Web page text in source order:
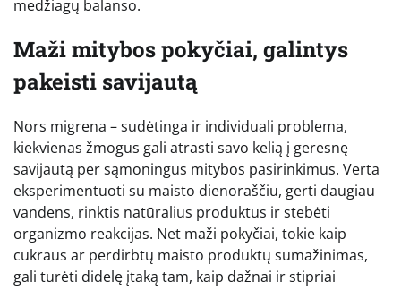
medžiagų balanso.
Maži mitybos pokyčiai, galintys
pakeisti savijautą
Nors migrena – sudėtinga ir individuali problema,
kiekvienas žmogus gali atrasti savo kelią į geresnę
savijautą per sąmoningus mitybos pasirinkimus. Verta
eksperimentuoti su maisto dienoraščiu, gerti daugiau
vandens, rinktis natūralius produktus ir stebėti
organizmo reakcijas. Net maži pokyčiai, tokie kaip
cukraus ar perdirbtų maisto produktų sumažinimas,
gali turėti didelę įtaką tam, kaip dažnai ir stipriai